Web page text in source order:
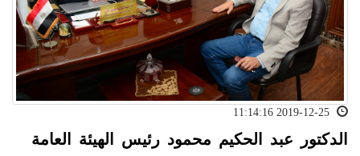
الدكتور عبد الحكيم محمود رئيس الهيئة العامة